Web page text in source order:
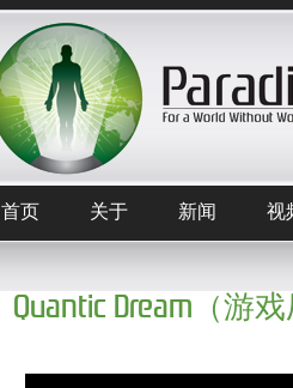
首页 关于 新闻 视
Quantic Dream（游